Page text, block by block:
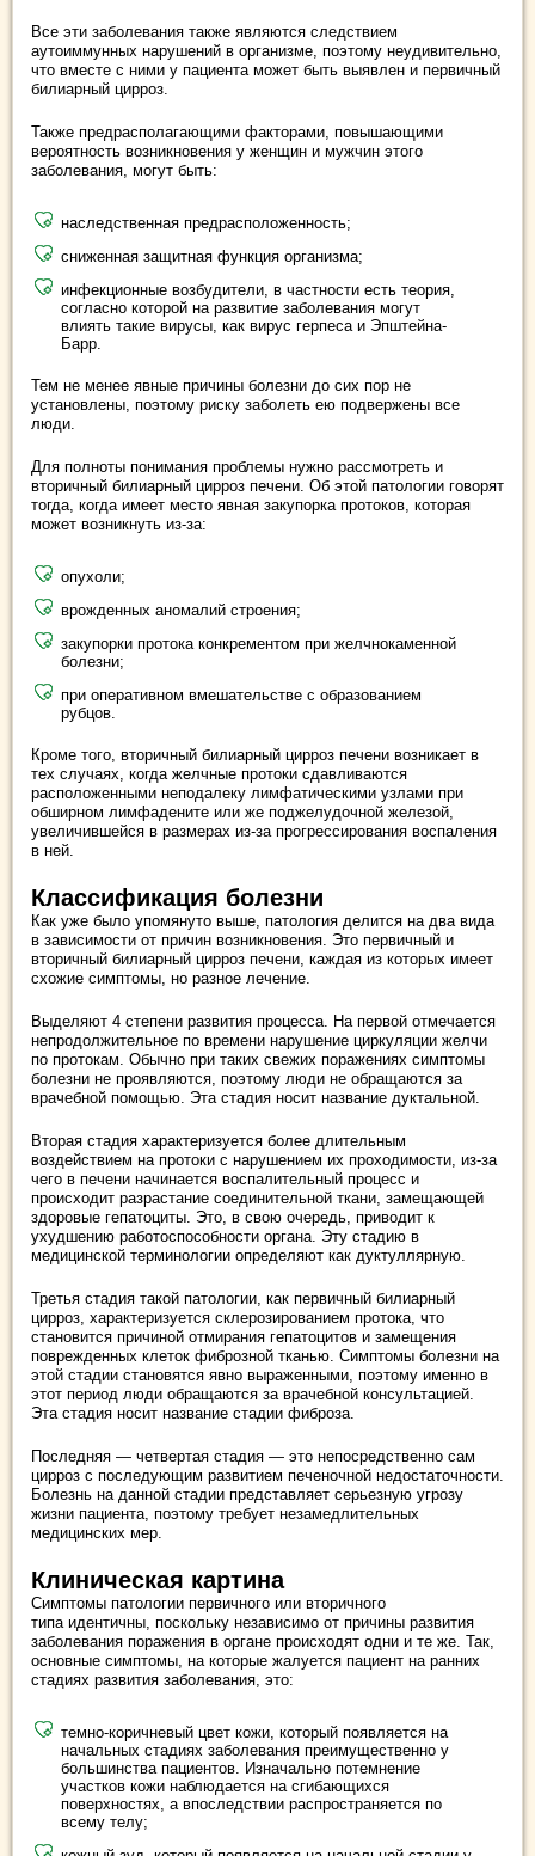
Все эти заболевания также являются следствием
аутоиммунных нарушений в организме, поэтому неудивительно,
что вместе с ними у пациента может быть выявлен и первичный
билиарный цирроз.
Также предрасполагающими факторами, повышающими
вероятность возникновения у женщин и мужчин этого
заболевания, могут быть:
наследственная предрасположенность;
сниженная защитная функция организма;
инфекционные возбудители, в частности есть теория,
согласно которой на развитие заболевания могут
влиять такие вирусы, как вирус герпеса и Эпштейна-
Барр.
Тем не менее явные причины болезни до сих пор не
установлены, поэтому риску заболеть ею подвержены все
люди.
Для полноты понимания проблемы нужно рассмотреть и
вторичный билиарный цирроз печени. Об этой патологии говорят
тогда, когда имеет место явная закупорка протоков, которая
может возникнуть из-за:
опухоли;
врожденных аномалий строения;
закупорки протока конкрементом при желчнокаменной
болезни;
при оперативном вмешательстве с образованием
рубцов.
Кроме того, вторичный билиарный цирроз печени возникает в
тех случаях, когда желчные протоки сдавливаются
расположенными неподалеку лимфатическими узлами при
обширном лимфадените или же поджелудочной железой,
увеличившейся в размерах из-за прогрессирования воспаления
в ней.
Классификация болезни
Как уже было упомянуто выше, патология делится на два вида
в зависимости от причин возникновения. Это первичный и
вторичный билиарный цирроз печени, каждая из которых имеет
схожие симптомы, но разное лечение.
Выделяют 4 степени развития процесса. На первой отмечается
непродолжительное по времени нарушение циркуляции желчи
по протокам. Обычно при таких свежих поражениях симптомы
болезни не проявляются, поэтому люди не обращаются за
врачебной помощью. Эта стадия носит название дуктальной.
Вторая стадия характеризуется более длительным
воздействием на протоки с нарушением их проходимости, из-за
чего в печени начинается воспалительный процесс и
происходит разрастание соединительной ткани, замещающей
здоровые гепатоциты. Это, в свою очередь, приводит к
ухудшению работоспособности органа. Эту стадию в
медицинской терминологии определяют как дуктуллярную.
Третья стадия такой патологии, как первичный билиарный
цирроз, характеризуется склерозированием протока, что
становится причиной отмирания гепатоцитов и замещения
поврежденных клеток фиброзной тканью. Симптомы болезни на
этой стадии становятся явно выраженными, поэтому именно в
этот период люди обращаются за врачебной консультацией.
Эта стадия носит название стадии фиброза.
Последняя — четвертая стадия — это непосредственно сам
цирроз с последующим развитием печеночной недостаточности.
Болезнь на данной стадии представляет серьезную угрозу
жизни пациента, поэтому требует незамедлительных
медицинских мер.
Клиническая картина
Симптомы патологии первичного или вторичного
типа идентичны, поскольку независимо от причины развития
заболевания поражения в органе происходят одни и те же. Так,
основные симптомы, на которые жалуется пациент на ранних
стадиях развития заболевания, это:
темно-коричневый цвет кожи, который появляется на
начальных стадиях заболевания преимущественно у
большинства пациентов. Изначально потемнение
участков кожи наблюдается на сгибающихся
поверхностях, а впоследствии распространяется по
всему телу;